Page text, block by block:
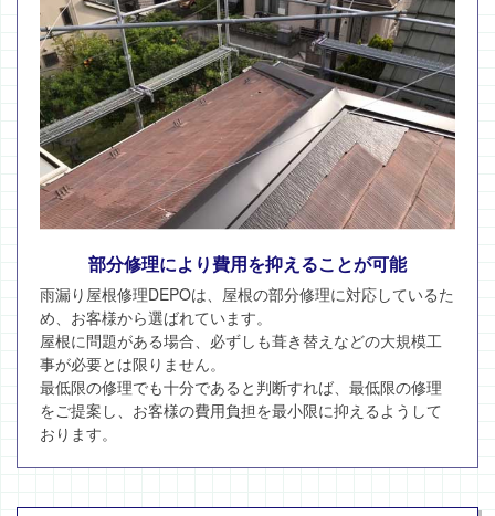
部分修理により費用を抑えることが可能
雨漏り屋根修理DEPOは、屋根の部分修理に対応しているた
め、お客様から選ばれています。
屋根に問題がある場合、必ずしも葺き替えなどの大規模工
事が必要とは限りません。
最低限の修理でも十分であると判断すれば、最低限の修理
をご提案し、お客様の費用負担を最小限に抑えるようして
おります。